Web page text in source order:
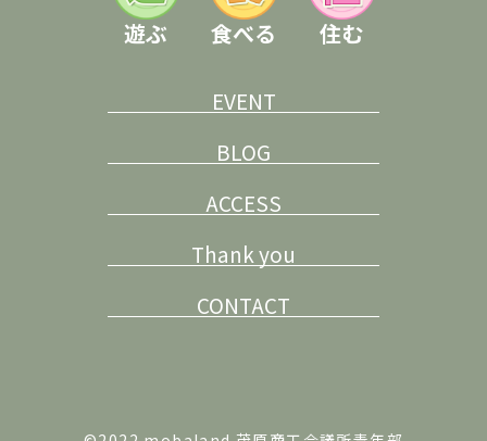
遊ぶ 食べる 住む
EVENT
BLOG
ACCESS
Thank you
CONTACT